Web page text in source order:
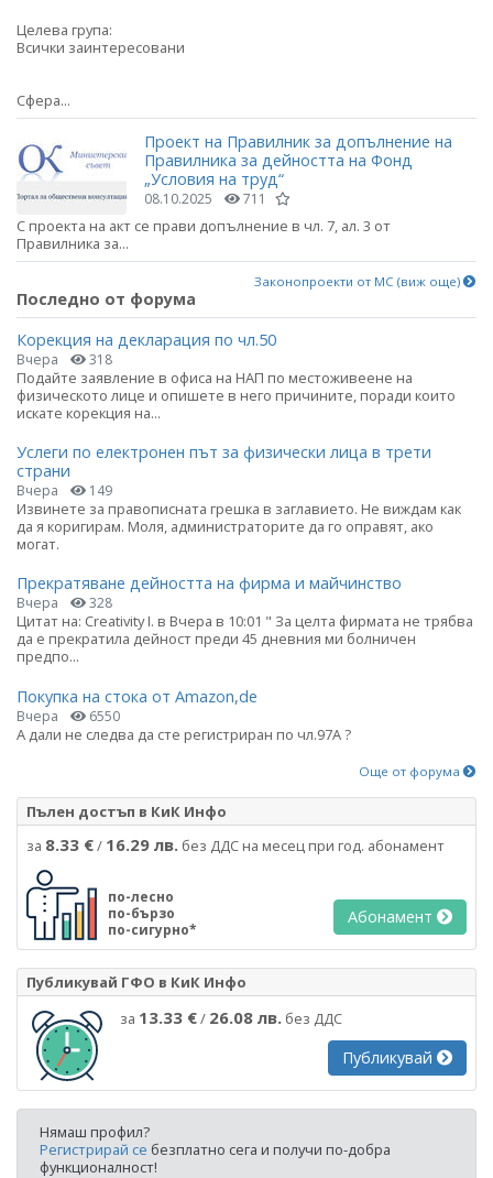
Целева група:
Всички заинтересовани
Сфера...
Проект на Правилник за допълнение на
Правилника за дейността на Фонд
„Условия на труд“
08.10.2025 711
С проекта на акт се прави допълнение в чл. 7, ал. 3 от
Правилника за...
Законопроекти от МС (виж още)
Последно от форума
Корекция на декларация по чл.50
Вчера 318
Подайте заявление в офиса на НАП по местоживеене на
физическото лице и опишете в него причините, поради които
искате корекция на...
Услеги по електронен път за физически лица в трети
страни
Вчера 149
Извинете за правописната грешка в заглавието. Не виждам как
да я коригирам. Моля, администраторите да го оправят, ако
могат.
Прекратяване дейността на фирма и майчинство
Вчера 328
Цитат на: Creativity I. в Вчера в 10:01 " За целта фирмата не трябва
да е прекратила дейност преди 45 дневния ми болничен
предпо...
Покупка на стока от Amazon,de
Вчера 6550
А дали не следва да сте регистриран по чл.97А ?
Още от форума
Пълен достъп в КиК Инфо
за 8.33 €/ 16.29 лв. без ДДС на месец при год. абонамент
по-лесно
по-бързо
по-сигурно*
Абонамент
Публикувай ГФО в КиК Инфо
за 13.33 €/ 26.08 лв. без ДДС
Публикувай
Нямаш профил?
Регистрирай се безплатно сега и получи по-добра
функционалност!